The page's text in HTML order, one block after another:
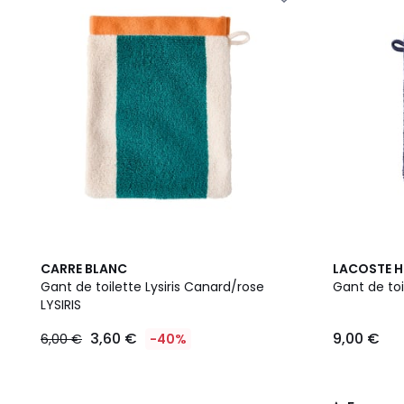
CARRE BLANC
Gant de toilette Lysiris Canard/rose
LYSIRIS
6,00 € 3,60 € -40%
LACOSTE
Gant de
9,00 €
5
/
12
Couleurs